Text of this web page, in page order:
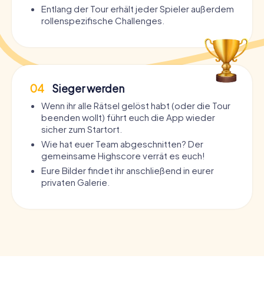
Entlang der Tour erhält jeder Spieler außerdem
rollenspezifische Challenges.
04 Sieger werden
Wenn ihr alle Rätsel gelöst habt (oder die Tour
beenden wollt) führt euch die App wieder
sicher zum Startort.
Wie hat euer Team abgeschnitten? Der
gemeinsame Highscore verrät es euch!
Eure Bilder findet ihr anschließend in eurer
privaten Galerie.